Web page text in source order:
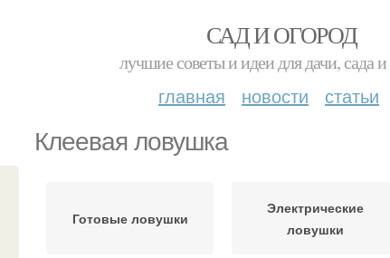
САД И ОГОРОД
лучшие советы и идеи для дачи, сада и
главная новости статьи
Клеевая ловушка
Готовые ловушки
Электрические
ловушки